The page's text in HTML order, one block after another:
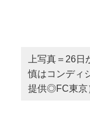
上写真＝26
慎はコンディ
提供◎FC東京